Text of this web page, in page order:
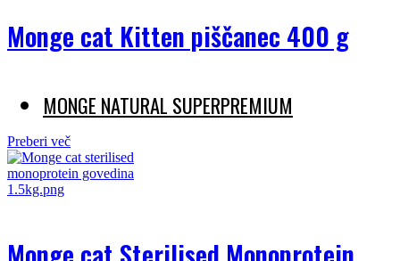
Monge cat Kitten piščanec 400 g
MONGE NATURAL SUPERPREMIUM
Preberi več